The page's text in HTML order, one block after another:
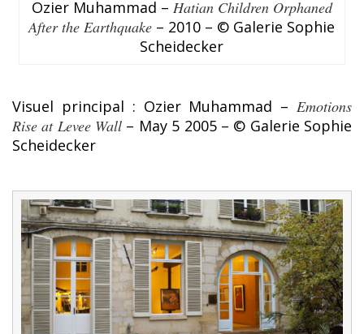
Ozier Muhammad – Hatian Children Orphaned
After the Earthquake – 2010 – © Galerie Sophie
Scheidecker
Visuel principal : Ozier Muhammad – Emotions
Rise at Levee Wall – May 5 2005 – © Galerie Sophie
Scheidecker